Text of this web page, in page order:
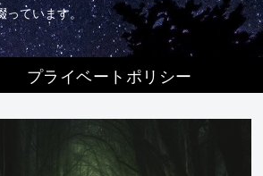
っています。
プライベートポリシー